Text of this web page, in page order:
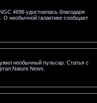
4696 удостоилась благодаря
О необычной галактике сообщает
необычный пульсар. Статья с
Nature News.